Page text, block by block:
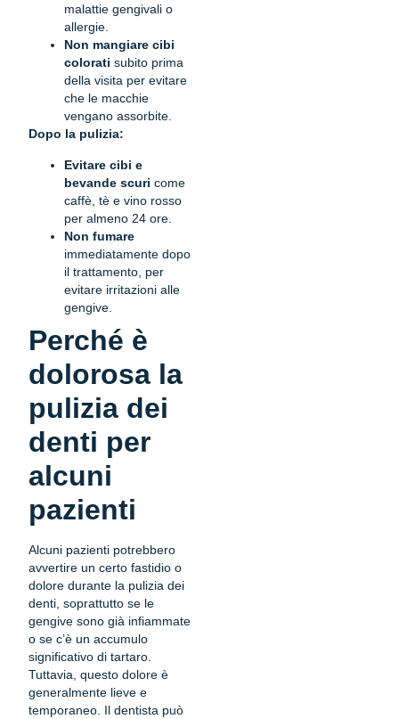
malattie gengivali o
allergie.
Non mangiare cibi
colorati subito prima
della visita per evitare
che le macchie
vengano assorbite.
Dopo la pulizia:
Evitare cibi e
bevande scuri come
caffè, tè e vino rosso
per almeno 24 ore.
Non fumare
immediatamente dopo
il trattamento, per
evitare irritazioni alle
gengive.
Perché è
dolorosa la
pulizia dei
denti per
alcuni
pazienti
Alcuni pazienti potrebbero
avvertire un certo fastidio o
dolore durante la pulizia dei
denti, soprattutto se le
gengive sono già infiammate
o se c’è un accumulo
significativo di tartaro.
Tuttavia, questo dolore è
generalmente lieve e
temporaneo. Il dentista può